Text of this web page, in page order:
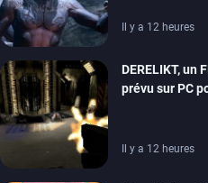
Il y a 12 heures
DERELIKT, un
prévu sur PC
Il y a 12 heures